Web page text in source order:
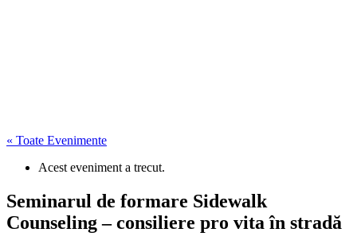
« Toate Evenimente
Acest eveniment a trecut.
Seminarul de formare Sidewalk
Counseling – consiliere pro vita în stradă